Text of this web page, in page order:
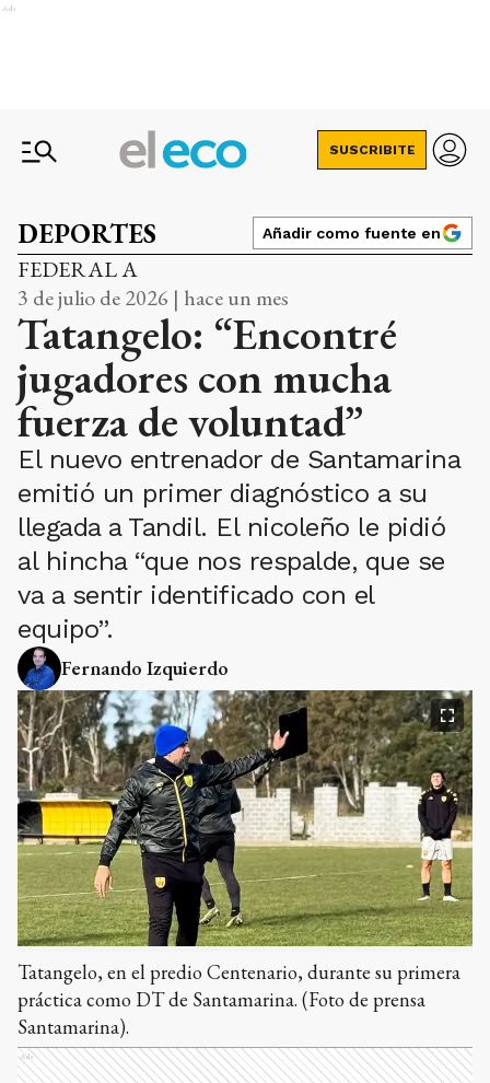
Ads
SUSCRIBITE
DEPORTES Añadir como fuente en
FEDERAL A
3 de julio de 2026 | hace un mes
Tatangelo: “Encontré
jugadores con mucha
fuerza de voluntad”
El nuevo entrenador de Santamarina
emitió un primer diagnóstico a su
llegada a Tandil. El nicoleño le pidió
al hincha “que nos respalde, que se
va a sentir identificado con el
equipo”.
Fernando Izquierdo
Tatangelo, en el predio Centenario, durante su primera
práctica como DT de Santamarina. (Foto de prensa
Santamarina).
Ads